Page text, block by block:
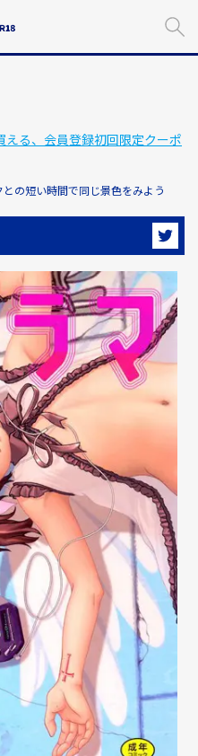
える、会員登録初回限定クーポ
の短い時間で同じ景色をみよう